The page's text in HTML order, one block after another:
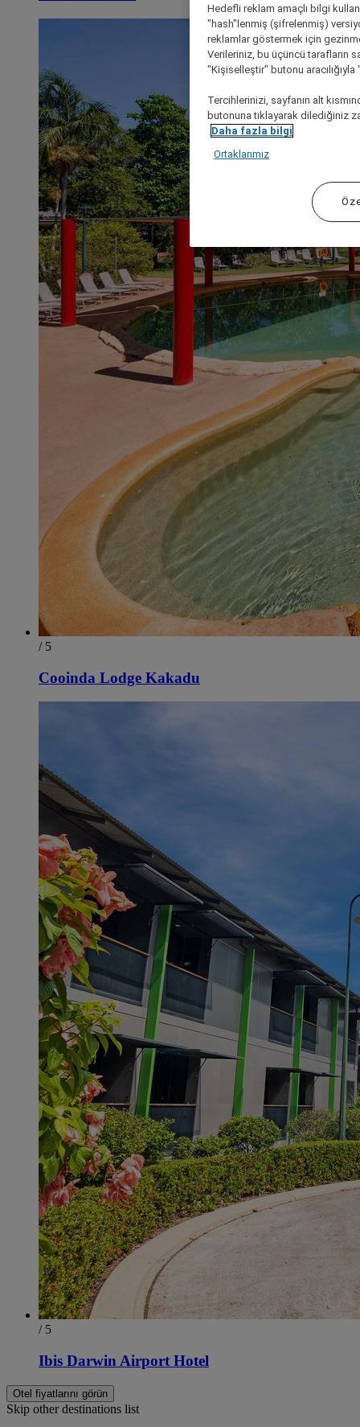
/ 5
Cooinda Lodge Kakadu
/ 5
Ibis Darwin Airport Hotel
Otel fiyatlarını görün
Skip other destinations list
Hedefli reklam amaçlı bilgi
"hash"lenmiş (şifrelenmiş)
reklamlar göstermek için
Verileriniz, bu üçüncü tarafların
"Kişiselleştir" butonu
Tercihlerinizi, sayfanın alt
butonuna tıklayarak dilediğiniz
Daha fazla bilgi
Ortaklarımız